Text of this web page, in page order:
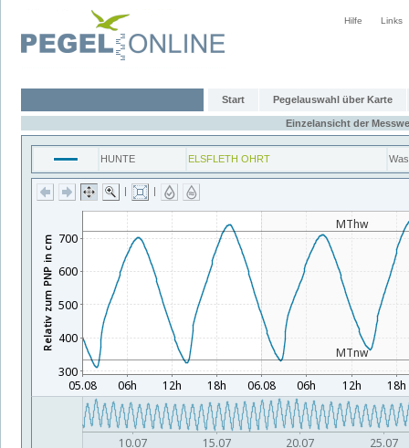
Hilfe Links
Start Pegelauswahl über Karte
Einzelansicht der
HUNTE ELSFLETH OHRT
| |